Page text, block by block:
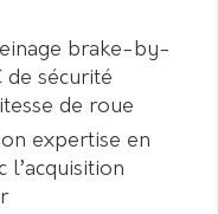
brake-by-
de sécurité
de roue
expertise en
l’acquisition